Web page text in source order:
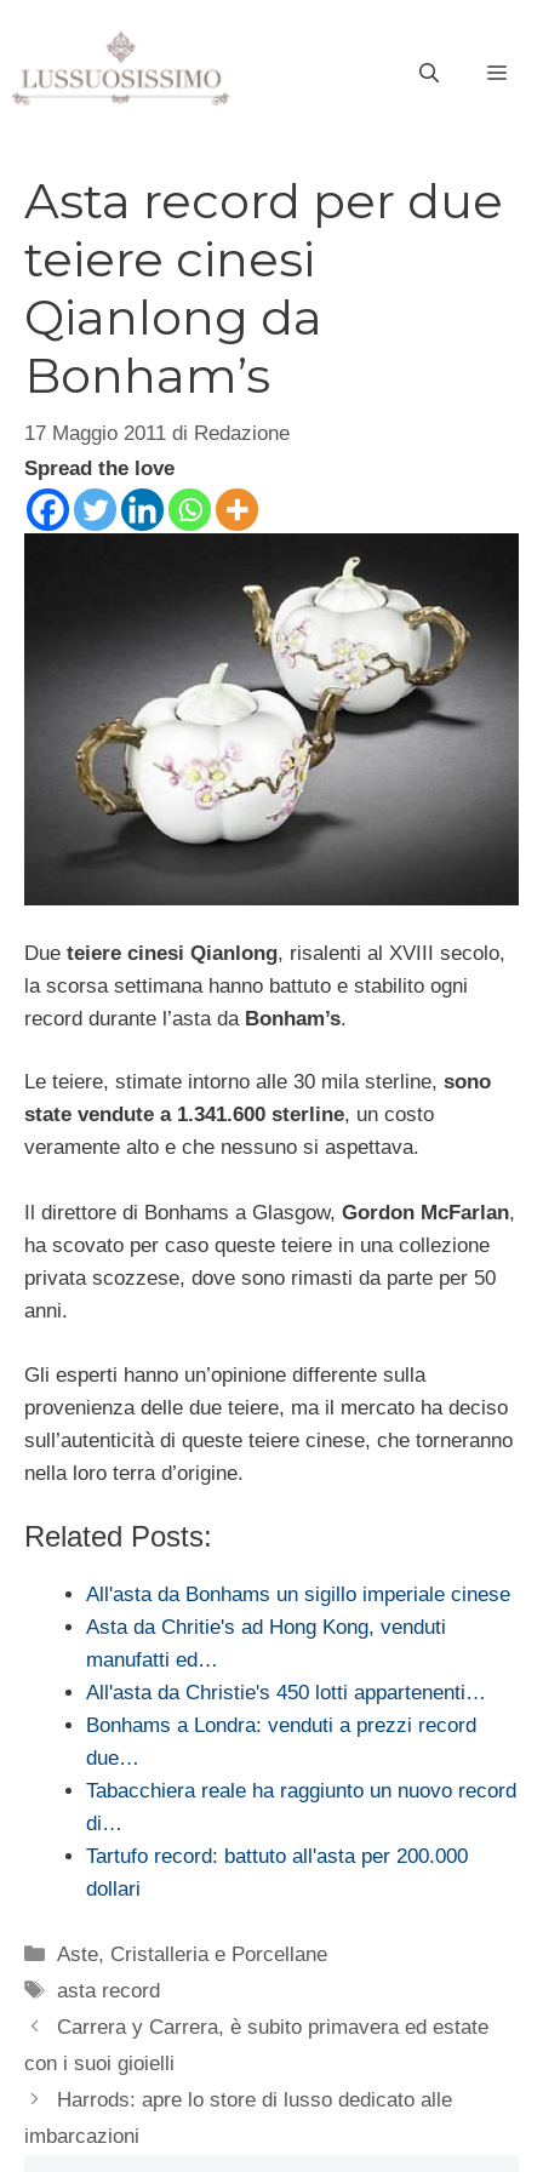
contenuto
Asta record per due
teiere cinesi
Qianlong da
Bonham’s
17 Maggio 2011 di Redazione
Spread the love
Due teiere cinesi Qianlong, risalenti al XVIII secolo,
la scorsa settimana hanno battuto e stabilito ogni
record durante l’asta da Bonham’s.
Le teiere, stimate intorno alle 30 mila sterline, sono
state vendute a 1.341.600 sterline, un costo
veramente alto e che nessuno si aspettava.
Il direttore di Bonhams a Glasgow, Gordon McFarlan,
ha scovato per caso queste teiere in una collezione
privata scozzese, dove sono rimasti da parte per 50
anni.
Gli esperti hanno un’opinione differente sulla
provenienza delle due teiere, ma il mercato ha deciso
sull’autenticità di queste teiere cinese, che torneranno
nella loro terra d’origine.
Related Posts:
All'asta da Bonhams un sigillo imperiale cinese
Asta da Chritie's ad Hong Kong, venduti
manufatti ed…
All'asta da Christie's 450 lotti appartenenti…
Bonhams a Londra: venduti a prezzi record
due…
Tabacchiera reale ha raggiunto un nuovo record
di…
Tartufo record: battuto all'asta per 200.000
dollari
Categorie
Aste, Cristalleria e Porcellane
Tag
asta record
Carrera y Carrera, è subito primavera ed estate
con i suoi gioielli
Harrods: apre lo store di lusso dedicato alle
imbarcazioni